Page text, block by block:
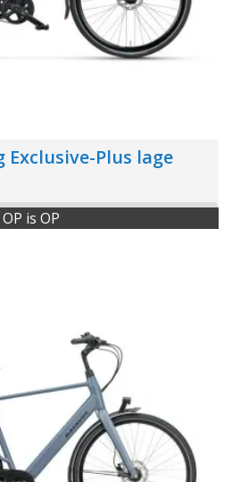
Exclusive-Plus lage
is OP